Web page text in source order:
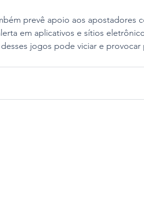
prevê apoio aos apostadores
em aplicativos e sítios
jogos pode viciar e